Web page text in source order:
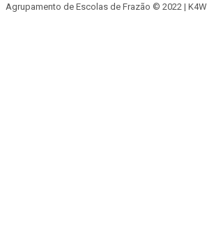
Agrupamento de Escolas de Frazão © 2022 | K4W